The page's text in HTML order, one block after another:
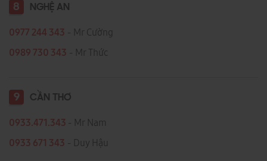
8 NGHỆ AN
0977 244 343 - Mr Cường
0989 730 343 - Mr Thức
9 CẦN THƠ
0933.471.343 - Mr Nam
0933 671 343 - Duy Hậu